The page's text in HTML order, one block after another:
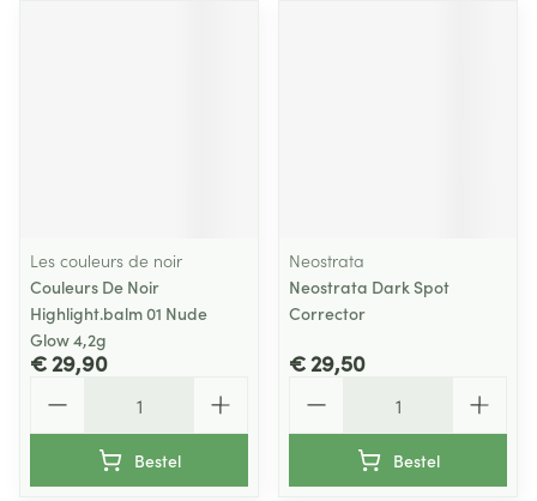
Les couleurs de noir
Couleurs De Noir
Highlight.balm 01 Nude
Glow 4,2g
€ 29,90
Bestel
Neostrata
Neostrata Dark Spot
Corrector
€ 29,50
Bestel